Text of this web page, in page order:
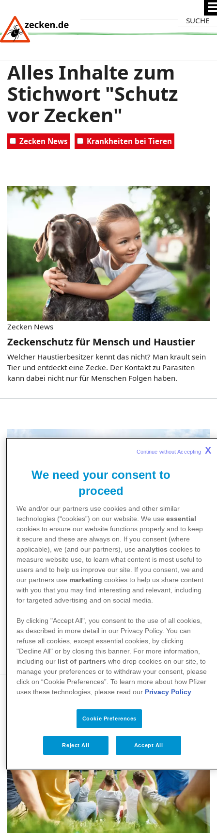
zum
Alles Inhalte zum
Stichwort "Schutz
vor Zecken"
Zecken News Krankheiten bei Tieren
Zecken News
Zeckenschutz für Mensch und Haustier
Welcher Haustierbesitzer kennt das nicht? Man krault sein
Tier und entdeckt eine Zecke. Der Kontakt zu Parasiten
kann dabei nicht nur für Menschen Folgen haben.
Zecken News
Zeckenvorsorge bei Kindern? Ja,
selbstverständlich!
jetzt wieder vermehrt nach draußen. So schön das Spielen
im Freien auch ist, Eltern sollten im Grünen auf ihren
Nachwuchs aufpassen. Neben Stolperfallen und zu viel
Sonne ist auch vor Zecken Vorsicht geboten.
We need your consent to
proceed
We and/or our partners use cookies and other similar
technologies (“cookies”) on our website. We use essential
cookies to ensure our website functions properly and to keep
it secure and these are always on. If you consent (where
applicable), we (and our partners), use analytics cookies to
measure website use, to learn what content is most useful to
users and to help us improve our site. If you consent, we and
our partners use marketing cookies to help us share content
with you that you may find interesting and relevant, including
for targeted advertising and on social media.
By clicking "Accept All", you consent to the use of all cookies,
as described in more detail in our Privacy Policy. You can
refuse all cookies, except essential cookies, by clicking
"Decline All" or by closing this banner. For more information,
including our list of partners who drop cookies on our site, to
manage your preferences or to withdraw your consent, please
click on “Cookie Preferences”. To learn more about how Pfizer
uses these technologies, please read our Privacy Policy.
Cookie Preferences
Reject All Accept All
Continue without Accepting X